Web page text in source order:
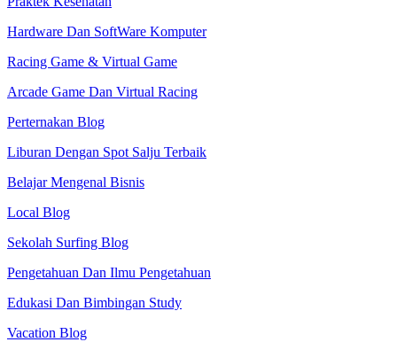
Hardware Dan SoftWare Komputer
Racing Game & Virtual Game
Arcade Game Dan Virtual Racing
Perternakan Blog
Liburan Dengan Spot Salju Terbaik
Belajar Mengenal Bisnis
Local Blog
Sekolah Surfing Blog
Pengetahuan Dan Ilmu Pengetahuan
Edukasi Dan Bimbingan Study
Vacation Blog